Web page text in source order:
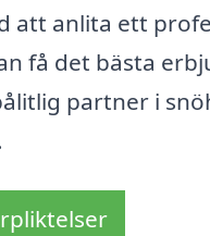
att anlita ett
få det bästa
partner i